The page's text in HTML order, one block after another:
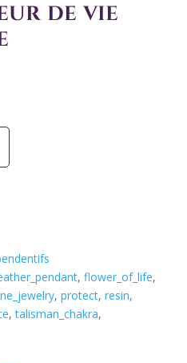
de vie
, flower_of_life,
, protect, resin,
,talisman_chakra,